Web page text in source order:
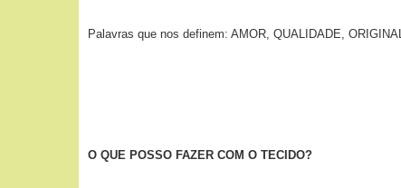
Palavras que nos definem: AMOR, QUALIDADE,
O QUE POSSO FAZER COM O TECIDO?